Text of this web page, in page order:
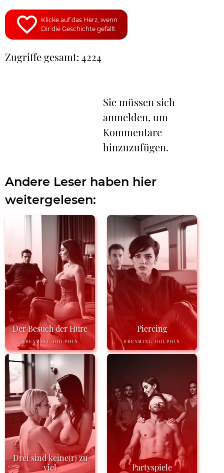
Klicke auf das Herz, wenn
Dir die Geschichte gefällt
Zugriffe gesamt: 4224
Sie müssen sich
anmelden, um
Kommentare
hinzuzufügen.
Andere Leser haben hier
weitergelesen:
Der Besuch der Hure
DREAMING DOLPHIN
Piercing
DREAMING DOLPHIN
Drei sind keine(r) zu
viel
Partyspiele